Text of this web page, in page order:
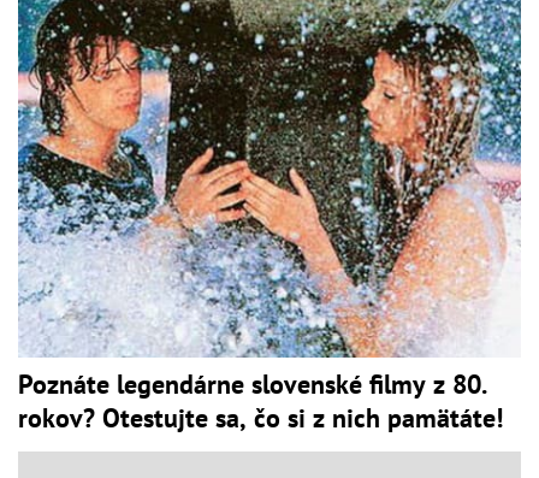
Poznáte legendárne slovenské filmy z 80.
rokov? Otestujte sa, čo si z nich pamätáte!